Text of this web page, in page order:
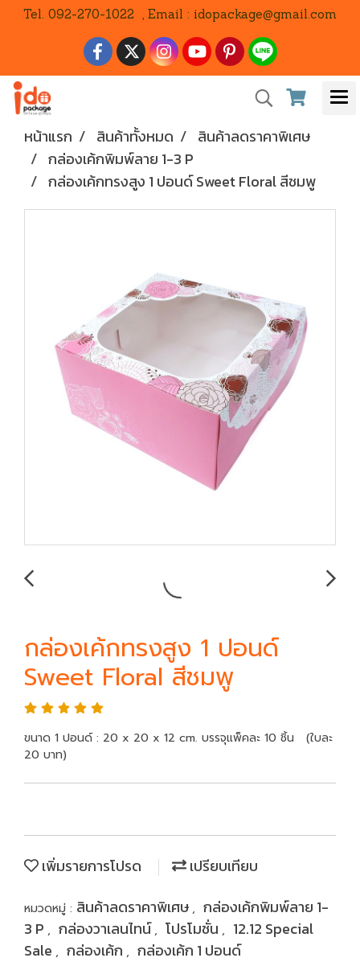
Tel. 092-270-1022 , Email : idopackage@gmail.com
หน้าแรก สินค้าทั้งหมด
สินค้าลดราคาพิเศษ
กล่องเค้กพิมพ์ลาย 1-3 P
กล่องเค้กทรงสูง 1 ปอนด์ Sweet Floral สีชมพู
กล่องเค้กทรงสูง 1 ปอนด์
Sweet Floral สีชมพู
ขนาด 1 ปอนด์ : 20 x 20 x 12 cm. บรรจุแพ็คละ 10 ชิ้น (ใบละ
20 บาท)
เพิ่มรายการโปรด เปรียบเทียบ
หมวดหมู่ : สินค้าลดราคาพิเศษ , กล่องเค้กพิมพ์ลาย 1-
3 P , กล่องวาเลนไทน์, โปรโมชั่น , 12.12 Special
Sale , กล่องเค้ก , กล่องเค้ก 1 ปอนด์